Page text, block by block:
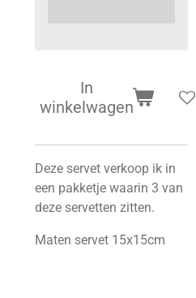
In
winkelwagen
Deze servet verkoop ik in
een pakketje waarin 3 van
deze servetten zitten.
Maten servet 15x15cm